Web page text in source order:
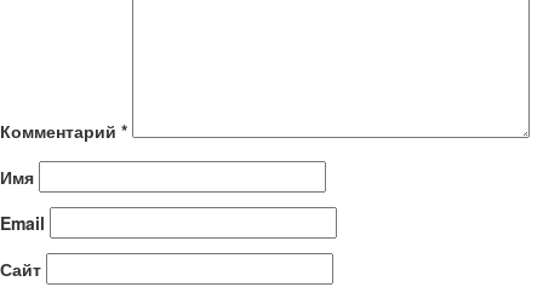
Комментарий *
Имя
Email
Сайт